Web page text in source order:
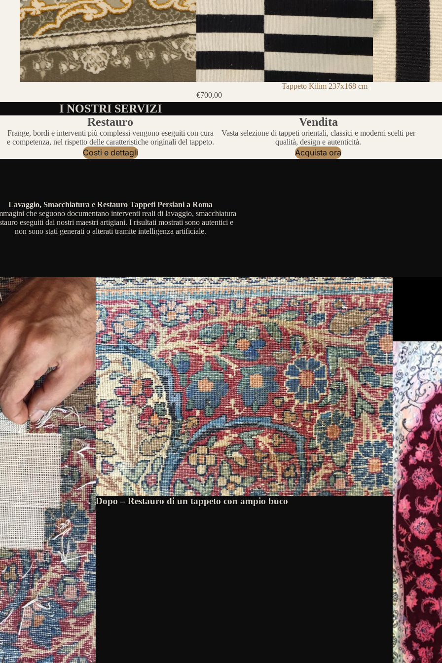
Tappeto Kilim 237x168 cm
€700,00
I NOSTRI SERVIZI
Restauro
Frange, bordi e interventi più complessi vengono eseguiti con cura
e competenza, nel rispetto delle caratteristiche originali del tappeto.
Costi e dettagli
Vendita
Vasta selezione di tappeti orientali, classici e moderni scelti per
qualità, design e autenticità.
Acquista ora
Lavaggio, Smacchiatura e Restauro Tappeti Persiani a Roma
che seguono documentano interventi reali di lavaggio, smacchiatura
eseguiti dai nostri maestri artigiani. I risultati mostrati sono autentici e
non sono stati generati o alterati tramite intelligenza artificiale.
Dopo – Restauro di un tappeto con ampio buco